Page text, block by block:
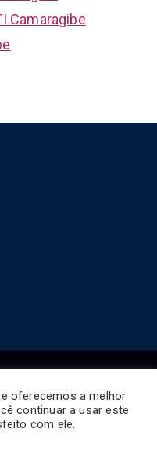
Camaragibe
de Ônibus BR
oferecemos a melhor
continuar a usar este
com ele.